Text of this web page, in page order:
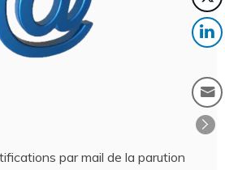
par mail de la parution